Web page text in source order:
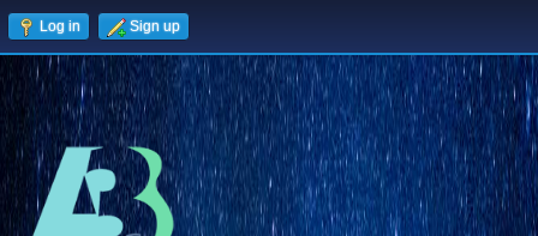
Log in Sign up